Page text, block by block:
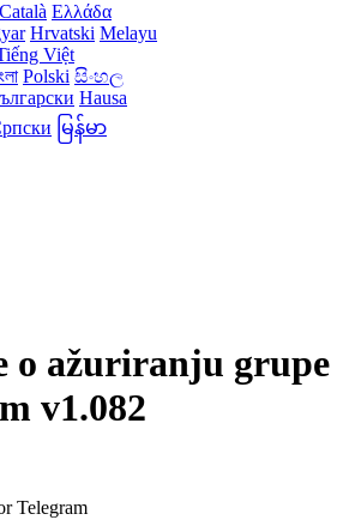
Català Ελλάδα
Hrvatski Melayu
Việt
Polski සිංහල
Hausa
မြန်မာ
o ažuriranju grupe
v1.082
Telegram